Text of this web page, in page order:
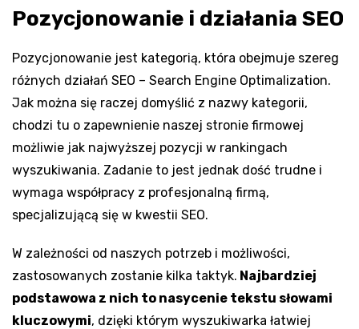
Pozycjonowanie i działania SEO
Pozycjonowanie jest kategorią, która obejmuje szereg
różnych działań SEO – Search Engine Optimalization.
Jak można się raczej domyślić z nazwy kategorii,
chodzi tu o zapewnienie naszej stronie firmowej
możliwie jak najwyższej pozycji w rankingach
wyszukiwania. Zadanie to jest jednak dość trudne i
wymaga współpracy z profesjonalną firmą,
specjalizującą się w kwestii SEO.
W zależności od naszych potrzeb i możliwości,
zastosowanych zostanie kilka taktyk. Najbardziej
podstawowa z nich to nasycenie tekstu słowami
kluczowymi, dzięki którym wyszukiwarka łatwiej